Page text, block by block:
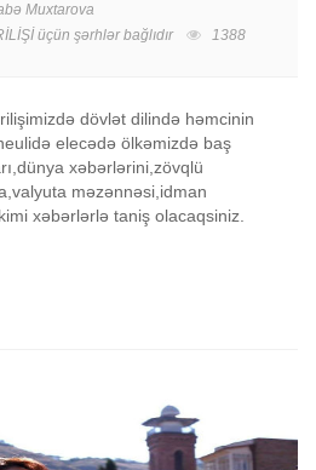
Muxtarova
üçün şərhlər bağlıdır 1388
dövlət dilində həmcinin
elecədə ölkəmizdə baş
xəbərlərini,zövqlü
məzənnəsi,idman
xəbərlərlə taniş olacaqsiniz.